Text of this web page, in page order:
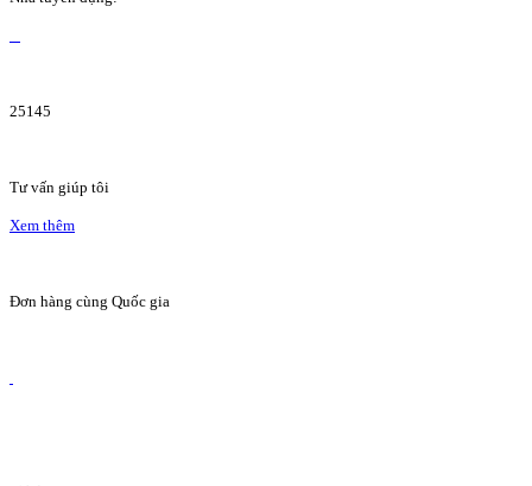
25145
Tư vấn giúp tôi
Xem thêm
Đơn hàng cùng Quốc gia